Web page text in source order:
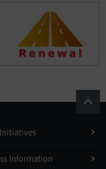
Information